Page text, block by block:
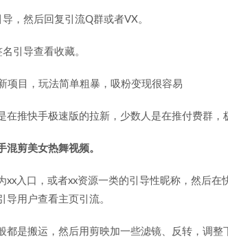
导，然后回复引流Q群或者VX。
名引导查看收藏。
在推快手极速版的拉新，少数人是在推付费群，
混剪美女热舞视频。
xx入口，或者xx资源一类的引导性昵称，然后
导用户查看主页引流。
都是搬运，然后用剪映加一些滤镜、反转，调